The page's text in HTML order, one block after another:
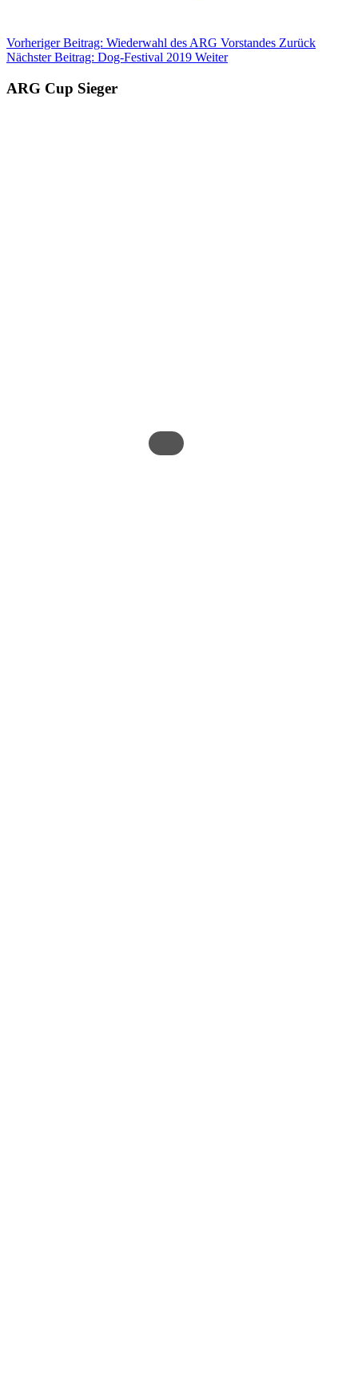
Vorheriger Beitrag: Wiederwahl des ARG Vorstandes Zurück
Nächster Beitrag: Dog-Festival 2019 Weiter
ARG Cup Sieger